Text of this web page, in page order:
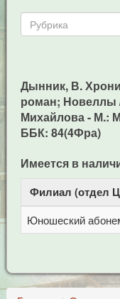
Дынник, В.
роман; Новеллы
Михайлова - М.:
ББК: 84(4Фра)
Имеется в
Филиал (отдел
Юношеский